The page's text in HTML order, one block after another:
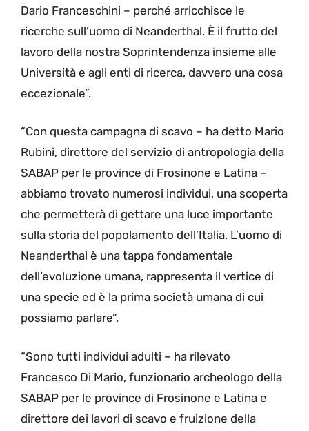
Dario Franceschini – perché arricchisce le
ricerche sull’uomo di Neanderthal. È il frutto del
lavoro della nostra Soprintendenza insieme alle
Università e agli enti di ricerca, davvero una cosa
eccezionale”.
“Con questa campagna di scavo – ha detto Mario
Rubini, direttore del servizio di antropologia della
SABAP per le province di Frosinone e Latina –
abbiamo trovato numerosi individui, una scoperta
che permetterà di gettare una luce importante
sulla storia del popolamento dell’Italia. L’uomo di
Neanderthal è una tappa fondamentale
dell’evoluzione umana, rappresenta il vertice di
una specie ed è la prima società umana di cui
possiamo parlare”.
“Sono tutti individui adulti – ha rilevato
Francesco Di Mario, funzionario archeologo della
SABAP per le province di Frosinone e Latina e
direttore dei lavori di scavo e fruizione della